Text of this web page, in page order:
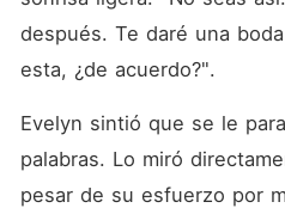
después. Te daré una
esta, ¿de acuerdo?".
Evelyn sintió que se le
palabras. Lo miró
pesar de su esfuerzo por